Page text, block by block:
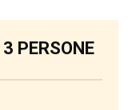
3 PERSONE